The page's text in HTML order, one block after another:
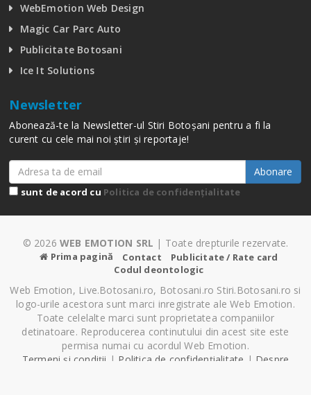
WebEmotion Web Design
Magic Car Parc Auto
Publicitate Botosani
Ice It Solutions
Newsletter
Abonează-te la Newsletter-ul Stiri Botoșani pentru a fi la
curent cu cele mai noi știri și reportaje!
Abonare
sunt de acord cu Politica de confidențialitate
© 2026 WEB EMOTION SRL | Toate drepturile rezervate.
Prima pagină Contact
Publicitate / Rate card
Codul deontologic
Web Emotion, Live.Botosani.ro, Botosani.ro Stiri.Botosani.ro si
logo-urile acestora sunt marci inregistrate ale Web Emotion.
Toate celelalte marci sunt proprietatea companiilor
detinatoare. Reproducerea continutului din acest site este
permisa numai cu acordul Web Emotion.
Termeni și condiții | Politica de confidențialitate | Despre